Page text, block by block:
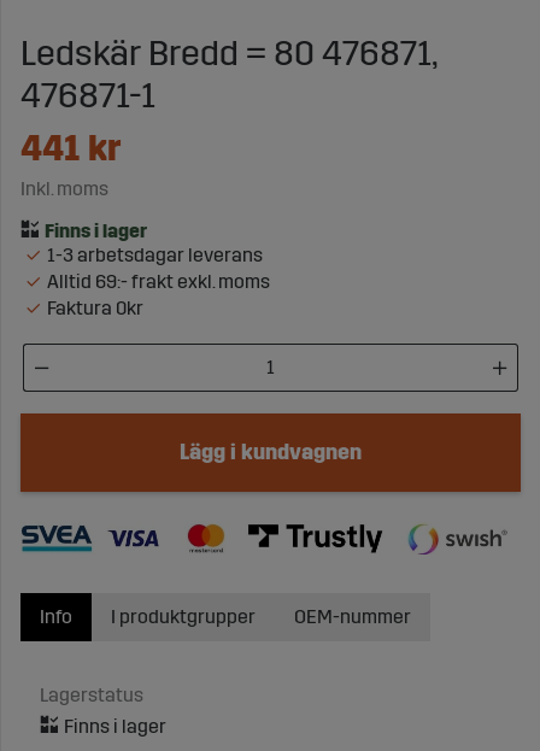
Ledskär Bredd = 80 476871,
476871-1
441 kr
Inkl. moms
1-3 arbetsdagar leverans
Alltid 69:- frakt exkl. moms
Faktura 0kr
Lägg i kundvagnen
Info
Lagerstatus
I produktgrupper OEM-nummer